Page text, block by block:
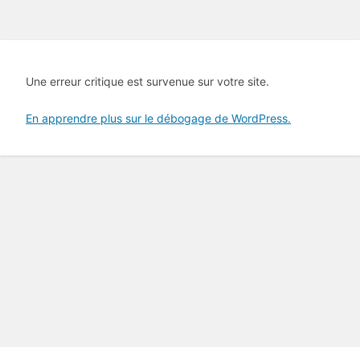
Une erreur critique est survenue sur votre site.
En apprendre plus sur le débogage de WordPress.